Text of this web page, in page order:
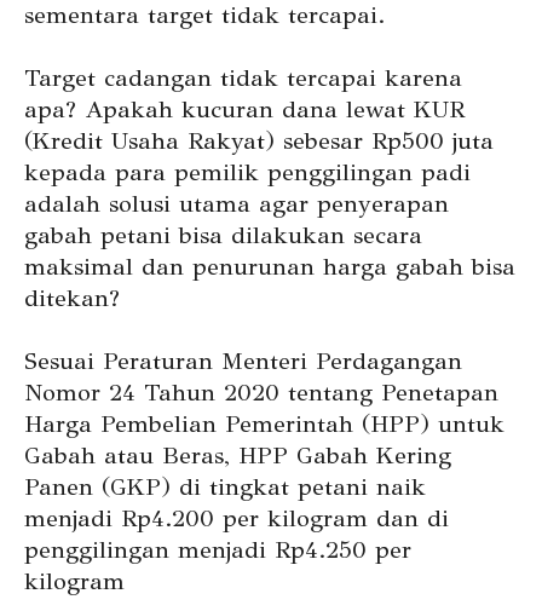
sementara target tidak tercapai.
Target cadangan tidak tercapai karena
apa? Apakah kucuran dana lewat KUR
(Kredit Usaha Rakyat) sebesar Rp500 juta
kepada para pemilik penggilingan padi
adalah solusi utama agar penyerapan
gabah petani bisa dilakukan secara
maksimal dan penurunan harga gabah bisa
ditekan?
Sesuai Peraturan Menteri Perdagangan
Nomor 24 Tahun 2020 tentang Penetapan
Harga Pembelian Pemerintah (HPP) untuk
Gabah atau Beras, HPP Gabah Kering
Panen (GKP) di tingkat petani naik
menjadi Rp4.200 per kilogram dan di
penggilingan menjadi Rp4.250 per
kilogram